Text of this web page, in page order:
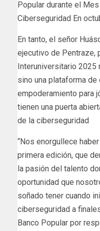
Popular durante el
Ciberseguridad En
En tanto, el señor
ejecutivo de Pentraze,
Interuniversitario
sino una plataforma
empoderamiento para
tienen una puerta
de la ciberseguridad
“Nos enorgullece
primera edición, que
la pasión del talento
oportunidad que
soñado tener cuando
ciberseguridad a
Banco Popular por